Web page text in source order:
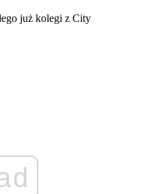
już kolegi z City